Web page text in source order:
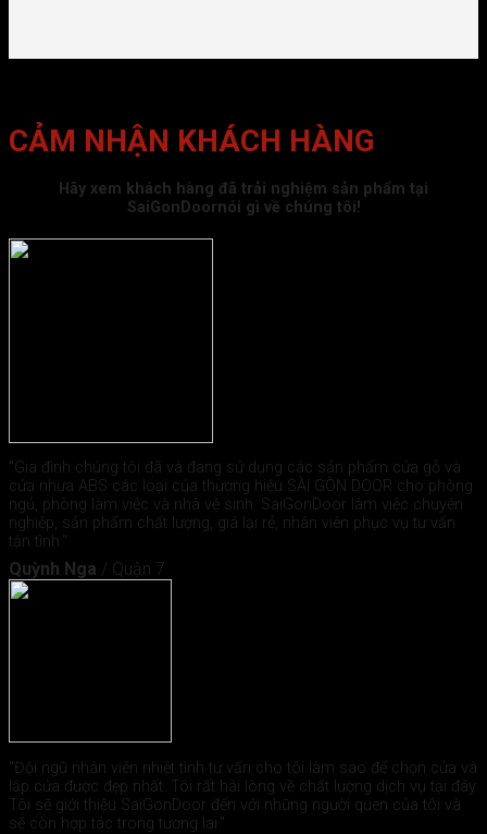
CẢM NHẬN KHÁCH HÀNG
Hãy xem khách hàng đã trải nghiệm sản phẩm tại
SaiGonDoornói gì về chúng tôi!
"Gia đình chúng tôi đã và đang sử dụng các sản phẩm cửa gỗ và
cửa nhựa ABS các loại của thương hiệu SÀI GÒN DOOR cho phòng
ngủ, phòng làm việc và nhà vệ sinh. SaiGonDoor làm việc chuyên
nghiệp, sản phẩm chất lượng, giá lại rẻ, nhân viên phục vụ tư vấn
tận tình."
Quỳnh Nga / Quận 7
"Đội ngũ nhân viên nhiệt tình tư vấn cho tôi làm sao để chọn cửa và
lắp cửa được đẹp nhất. Tôi rất hài lòng về chất lượng dịch vụ tại đây.
Tôi sẽ giới thiệu SaiGonDoor đến với những người quen của tôi và
sẽ còn hợp tác trong tương lai."